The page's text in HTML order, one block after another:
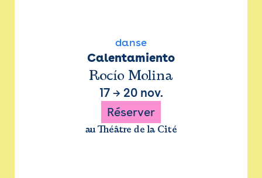
danse
Calentamiento
Rocío Molina
17→ 20 nov.
Réserver
au Théâtre de la Cité